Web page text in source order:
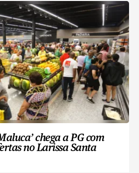
chega a PG com
no Larissa Santa